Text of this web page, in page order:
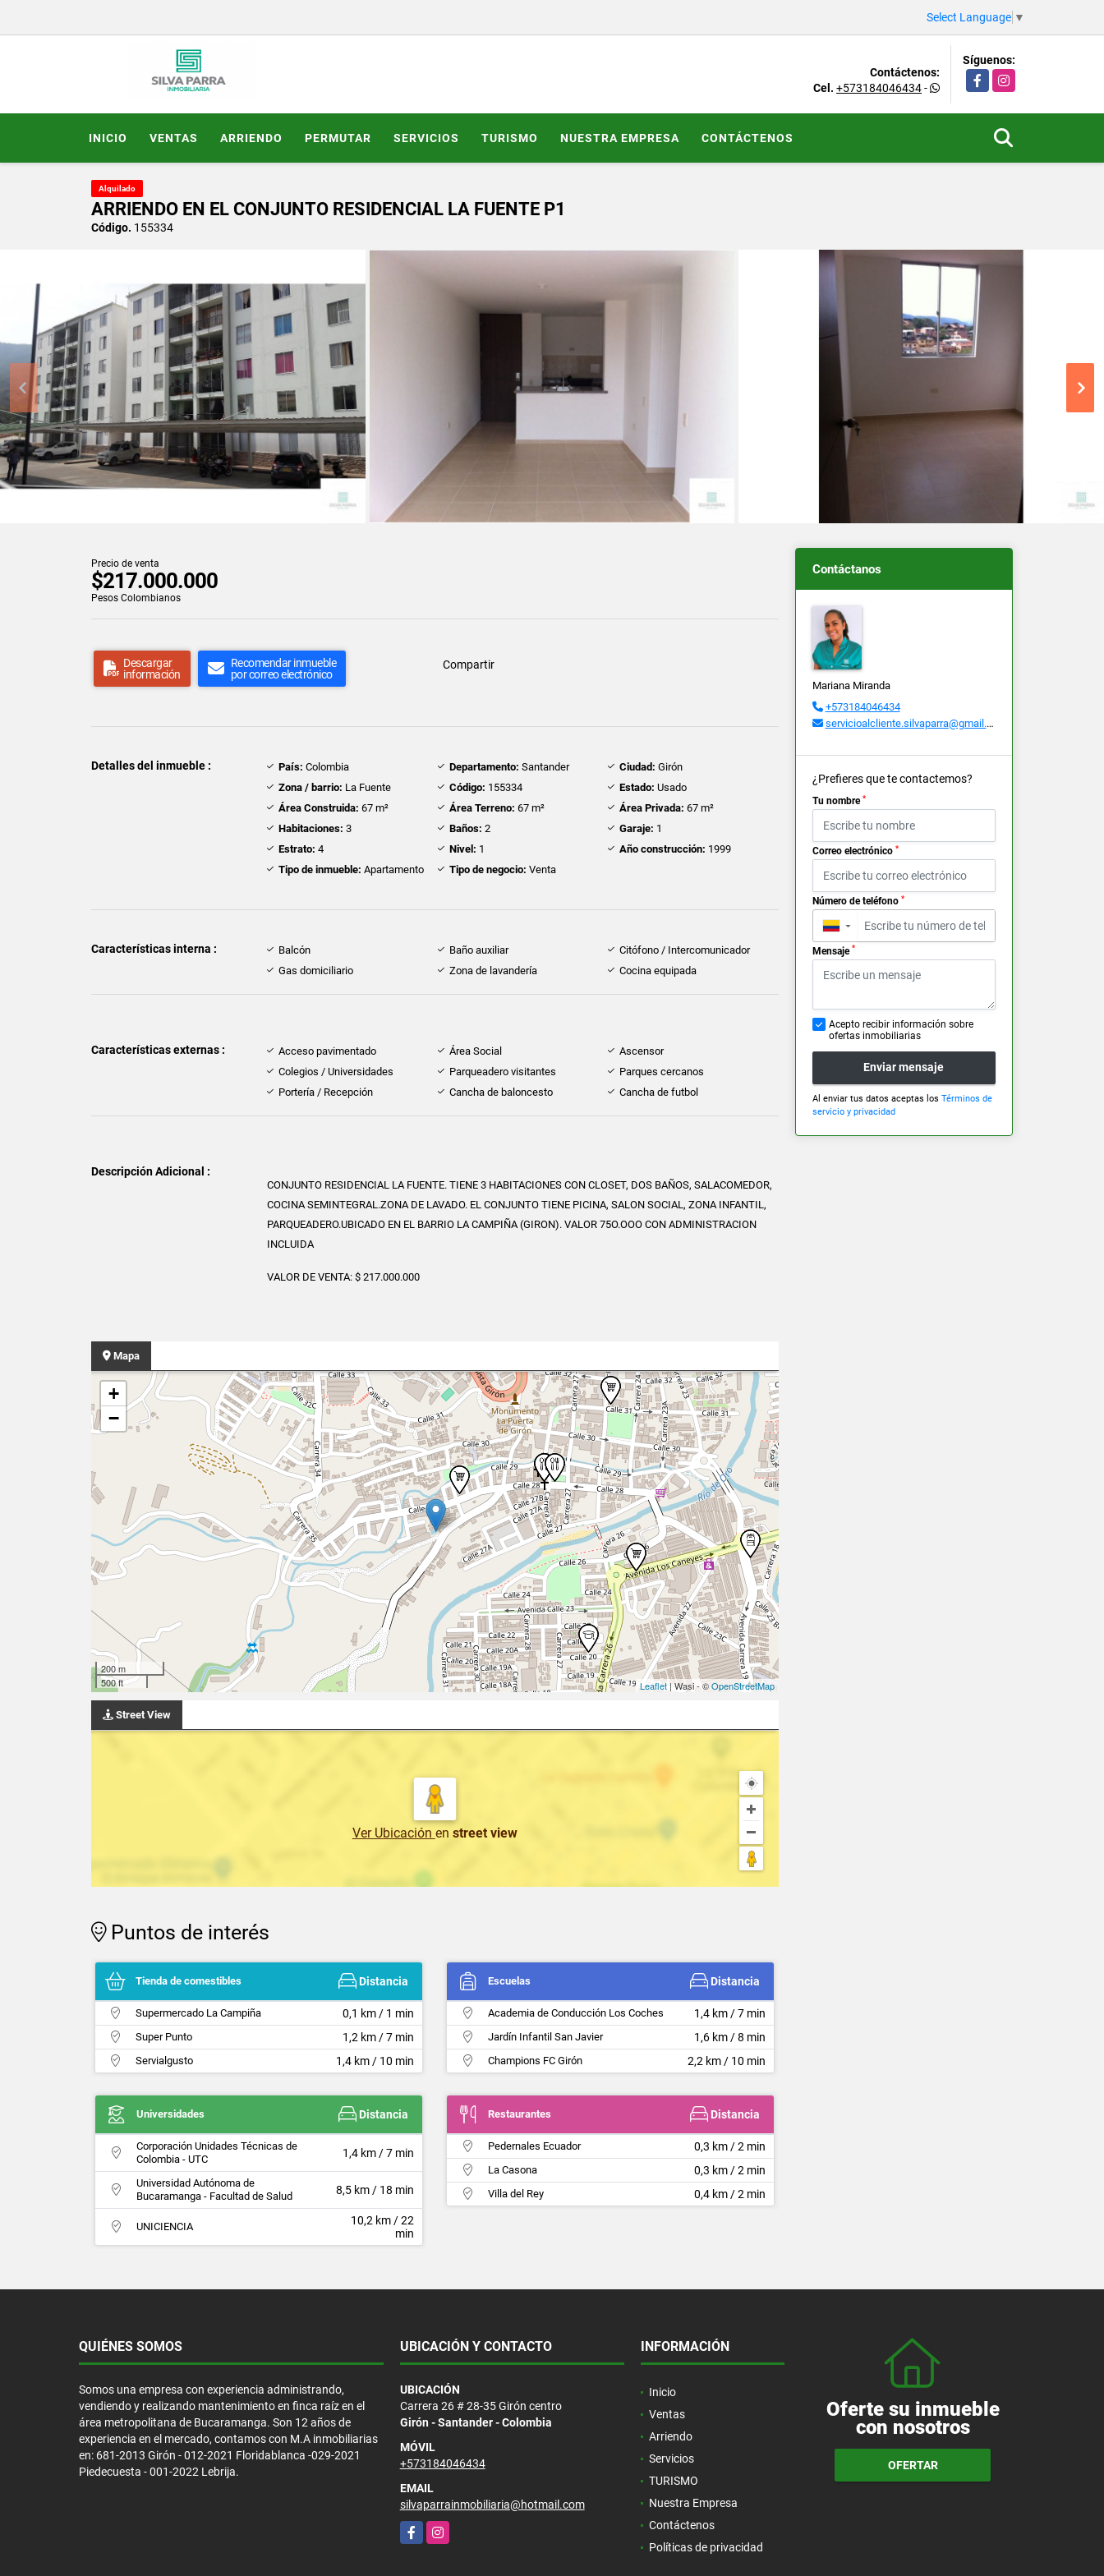
Select Language ▼
Contáctenos:
Cel. +573184046434-
Síguenos:
FacebookInstagram
INICIO VENTAS ARRIENDO PERMUTAR SERVICIOS TURISMO NUESTRA EMPRESA CONTÁCTENOS
Alquilado
ARRIENDO EN EL CONJUNTO RESIDENCIAL LA FUENTE P1
Código. 155334
Precio de venta
$217.000.000
Pesos Colombianos
Descargar
información
Recomendar inmueble
por correo electrónico
Compartir
Detalles del inmueble : País: Colombia Departamento: Santander Ciudad: Girón
Zona / barrio: La Fuente Código: 155334 Estado: Usado
Área Construida: 67 m² Área Terreno: 67 m² Área Privada: 67 m²
Habitaciones: 3 Baños: 2 Garaje: 1
Estrato: 4 Nivel: 1 Año construcción: 1999
Tipo de inmueble: Apartamento Tipo de negocio: Venta
Características interna : Balcón Baño auxiliar
Citófono / Intercomunicador
Gas domiciliario
Zona de lavandería Cocina equipada
Características externas : Acceso pavimentado Área Social
Ascensor
Colegios / Universidades
Parqueadero visitantes
Parques cercanos
Portería / Recepción
Cancha de baloncesto Cancha de futbol
Descripción Adicional :
CONJUNTO RESIDENCIAL LA FUENTE. TIENE 3 HABITACIONES CON CLOSET, DOS BAÑOS, SALACOMEDOR,
COCINA SEMINTEGRAL.ZONA DE LAVADO. EL CONJUNTO TIENE PICINA, SALON SOCIAL, ZONA INFANTIL,
PARQUEADERO.UBICADO EN EL BARRIO LA CAMPIÑA (GIRON). VALOR 75O.OOO CON ADMINISTRACION
INCLUIDA
VALOR DE VENTA: $ 217.000.000
Mapa
+
−
200 m
500 ft
Leaflet| Wasi - ©OpenStreetMap
Street View
Ver Ubicación en street view
Puntos de interés
Tienda de comestibles Distancia
Supermercado La Campiña 0,1 km / 1 min
Super Punto 1,2 km / 7 min
Servialgusto 1,4 km / 10 min
Escuelas Distancia
Academia de Conducción Los Coches 1,4 km / 7 min
Jardín Infantil San Javier 1,6 km / 8 min
Champions FC Girón 2,2 km / 10 min
Universidades Distancia
Corporación Unidades Técnicas de
Colombia - UTC
1,4 km / 7 min
Universidad Autónoma de
Bucaramanga - Facultad de Salud
8,5 km / 18 min
UNICIENCIA
10,2 km / 22
min
Restaurantes Distancia
Pedernales Ecuador 0,3 km / 2 min
La Casona 0,3 km / 2 min
Villa del Rey 0,4 km / 2 min
Contáctanos
Mariana Miranda
+573184046434
servicioalcliente.silvaparra@gmail.com
¿Prefieres que te contactemos?
Tu nombre *
Correo electrónico *
Número de teléfono *
▼
Mensaje *
Acepto recibir información sobre
ofertas inmobiliarias
Enviar mensaje
Al enviar tus datos aceptas los Términos de
servicio y privacidad
QUIÉNES SOMOS
Somos una empresa con experiencia administrando,
vendiendo y realizando mantenimiento en finca raíz en el
área metropolitana de Bucaramanga. Son 12 años de
experiencia en el mercado, contamos con M.A inmobiliarias
en: 681-2013 Girón - 012-2021 Floridablanca -029-2021
Piedecuesta - 001-2022 Lebrija.
UBICACIÓN Y CONTACTO
UBICACIÓN
Carrera 26 # 28-35 Girón centro
Girón - Santander - Colombia
MÓVIL
+573184046434
EMAIL
silvaparrainmobiliaria@hotmail.com
FacebookInstagram
INFORMACIÓN
Inicio
Ventas
Arriendo
Servicios
TURISMO
Nuestra Empresa
Contáctenos
Políticas de privacidad
Oferte su inmueble
con nosotros
OFERTAR